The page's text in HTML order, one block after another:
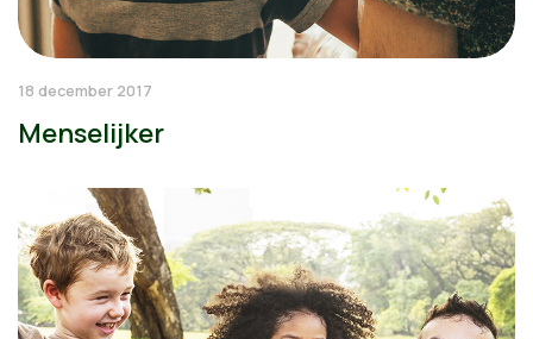
18 december 2017
Menselijker